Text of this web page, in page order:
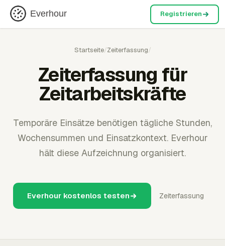
Everhour Registrieren
Startseite/Zeiterfassung/
Zeiterfassung für
Zeitarbeitskräfte
Temporäre Einsätze benötigen tägliche Stunden,
Wochensummen und Einsatzkontext. Everhour
hält diese Aufzeichnung organisiert.
Everhour kostenlos testen Zeiterfassung